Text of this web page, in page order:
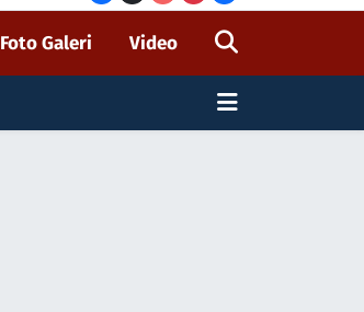
Foto Galeri Video